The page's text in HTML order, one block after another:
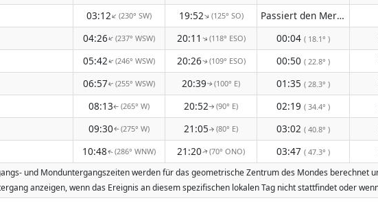
03:12↑(230° SW) 19:52↑(125° SO) Passiert den Meridian nicht
04:26↑(237° WSW) 20:11 ↑(118° ESO) 00:04 ( 18.1° )
05:42↑(246° WSW) 20:26↑(109° ESO) 00:50 ( 22.8° )
06:57↑(255° WSW) 20:39↑(100° E) 01:35 ( 28.3° )
08:13↑(265° W) 20:52↑ (90° E) 02:19 ( 34.4° )
09:30↑(275° W) 21:05↑(80° E) 03:02 ( 40.8° )
10:48↑(286° WNW) 21:20↑(70° ONO) 03:47 ( 47.3° )
und Monduntergangszeiten werden für das geometrische Zentrum des Mondes
anzeigen, wenn das Ereignis an diesem spezifischen lokalen Tag nicht stattfindet oder